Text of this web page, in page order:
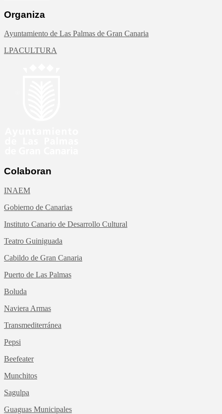
Organiza
Ayuntamiento de Las Palmas de Gran Canaria
LPACULTURA
Colaboran
INAEM
Gobierno de Canarias
Instituto Canario de Desarrollo Cultural
Teatro Guiniguada
Cabildo de Gran Canaria
Puerto de Las Palmas
Boluda
Naviera Armas
Transmediterránea
Pepsi
Beefeater
Munchitos
Sagulpa
Guaguas Municipales